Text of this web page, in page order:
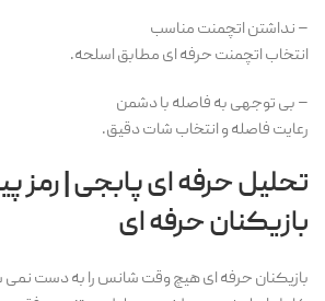
– نداشتن اتچمنت مناسب
انتخاب اتچمنت حرفه ای مطابق اسلحه.
– بی توجهی به فاصله با دشمن
رعایت فاصله و انتخاب شات دقیق.
تحلیل حرفه ای پابجی | رمز
بازیکنان حرفه ای
بازیکنان حرفه ای هیچ وقت شانس را به دست نمی